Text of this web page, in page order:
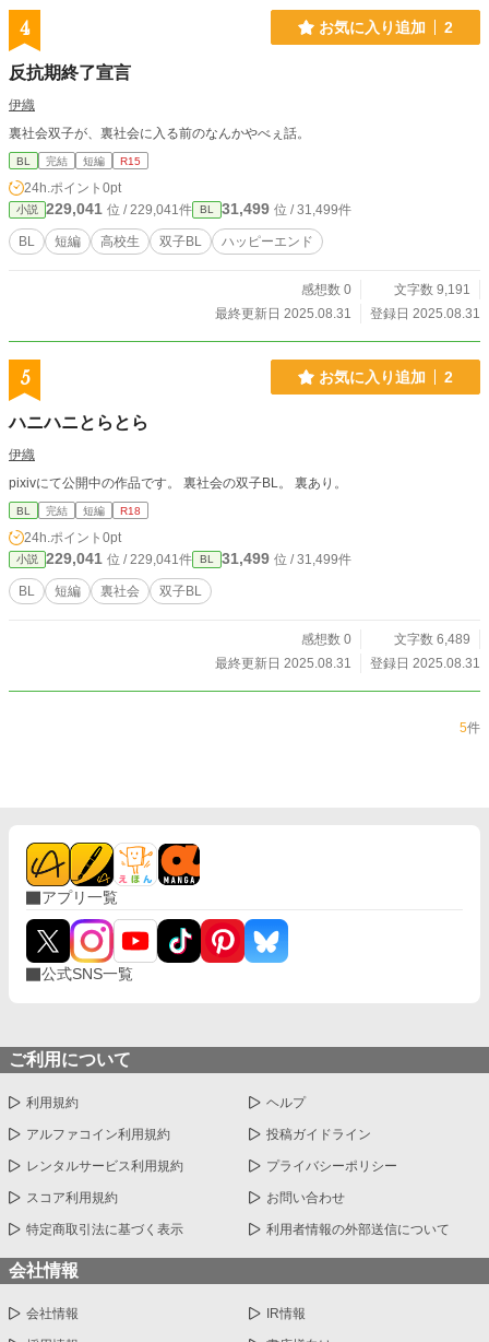
4 お気に入り追加 2
反抗期終了宣言
伊織
裏社会双子が、裏社会に入る前のなんかやべぇ話。
BL 完結 短編 R15
24h.ポイント 0pt
小説 229,041 位 / 229,041件 BL 31,499 位 / 31,499件
BL 短編 高校生 双子BL ハッピーエンド
感想数 0
文字数 9,191
最終更新日 2025.08.31
登録日 2025.08.31
5 お気に入り追加 2
ハニハニとらとら
伊織
pixivにて公開中の作品です。 裏社会の双子BL。 裏あり。
BL 完結 短編 R18
24h.ポイント 0pt
小説 229,041 位 / 229,041件 BL 31,499 位 / 31,499件
BL 短編 裏社会 双子BL
感想数 0
文字数 6,489
最終更新日 2025.08.31
登録日 2025.08.31
5件
アプリ一覧
公式SNS一覧
ご利用について
利用規約 ヘルプ
アルファコイン利用規約 投稿ガイドライン
レンタルサービス利用規約 プライバシーポリシー
スコア利用規約 お問い合わせ
特定商取引法に基づく表示 利用者情報の外部送信について
会社情報
会社情報 IR情報